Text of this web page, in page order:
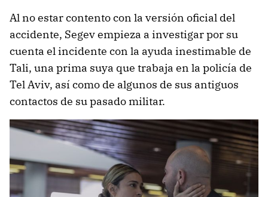
Al no estar contento con la versión oficial del
accidente, Segev empieza a investigar por su
cuenta el incidente con la ayuda inestimable de
Tali, una prima suya que trabaja en la policía de
Tel Aviv, así como de algunos de sus antiguos
contactos de su pasado militar.